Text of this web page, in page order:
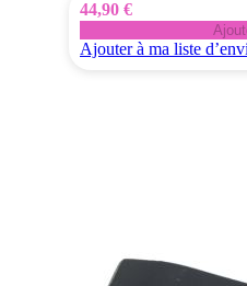
44,90 €
Ajouter à ma liste